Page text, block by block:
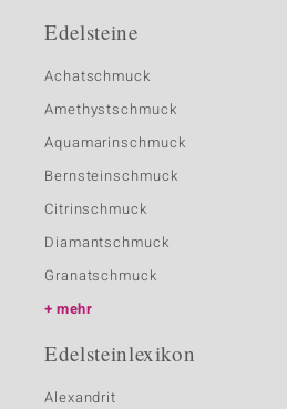
Edelsteine
Achatschmuck
Amethystschmuck
Aquamarinschmuck
Bernsteinschmuck
Citrinschmuck
Diamantschmuck
Granatschmuck
mehr
Edelsteinlexikon
Alexandrit